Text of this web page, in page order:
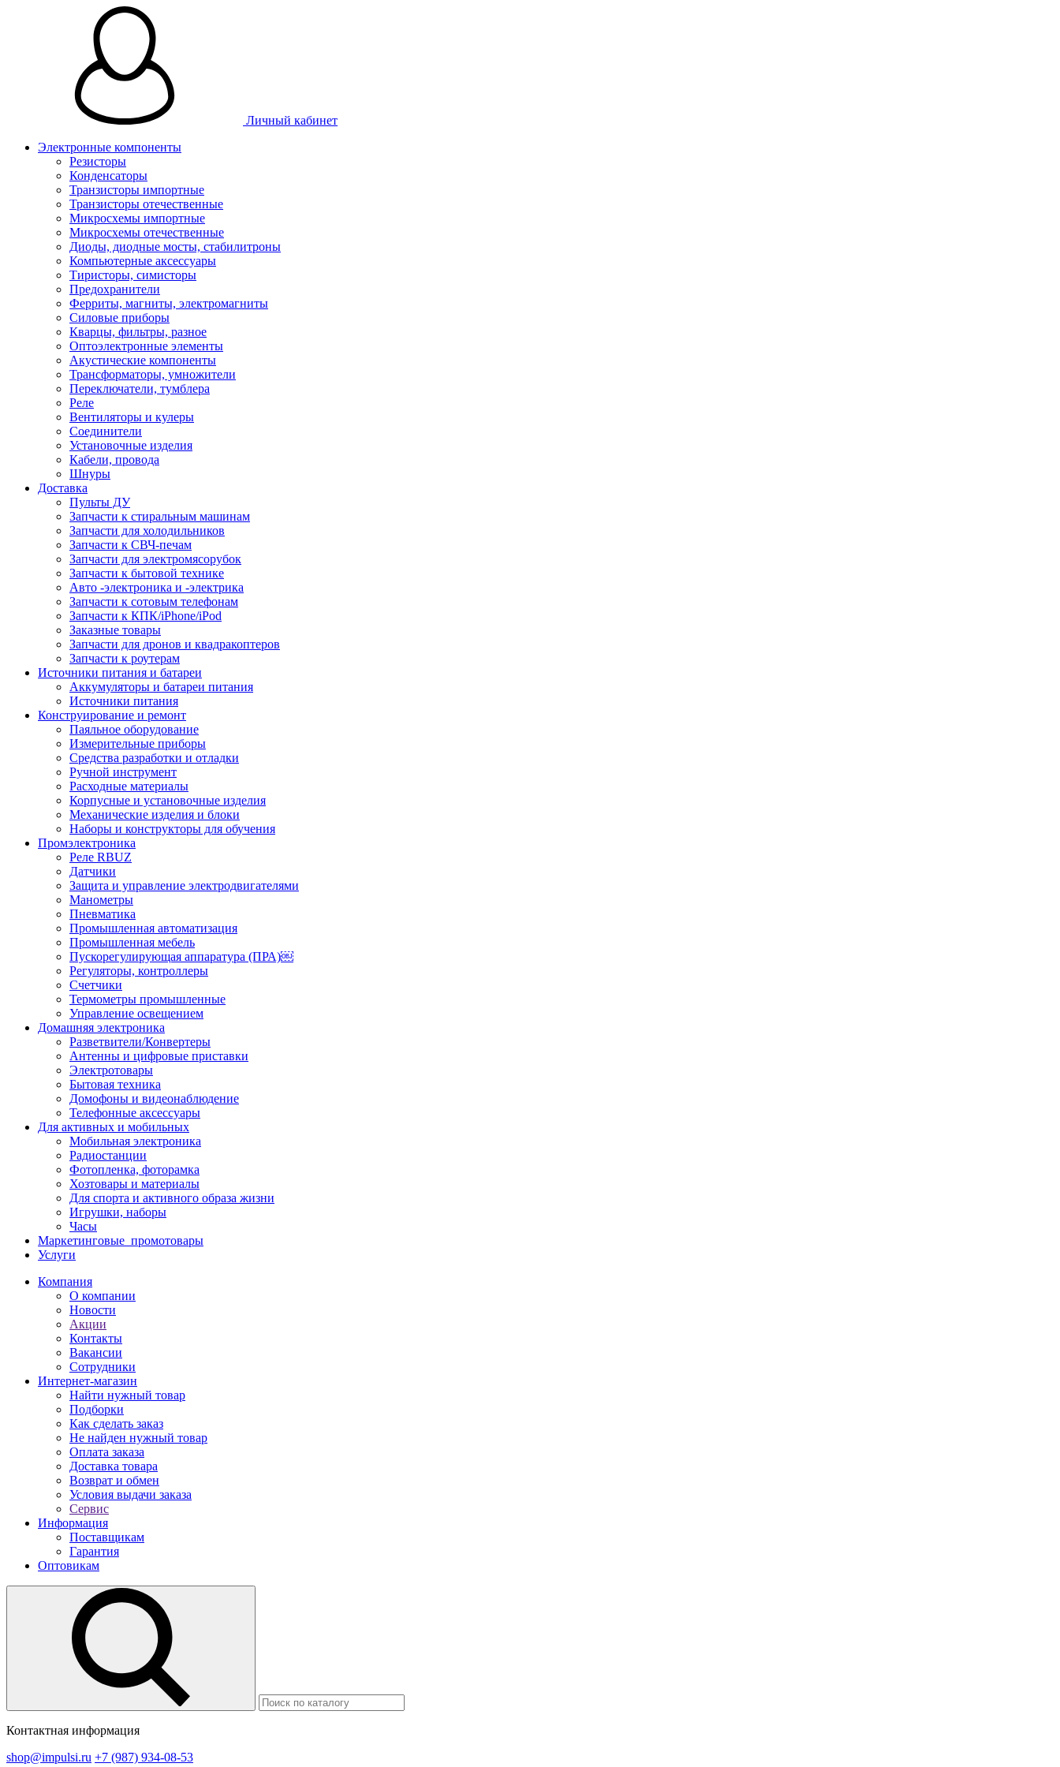
Личный кабинет
Электронные компоненты
Резисторы
Конденсаторы
Транзисторы импортные
Транзисторы отечественные
Микросхемы импортные
Микросхемы отечественные
Диоды, диодные мосты, стабилитроны
Компьютерные аксессуары
Тиристоры, симисторы
Предохранители
Ферриты, магниты, электромагниты
Силовые приборы
Кварцы, фильтры, разное
Оптоэлектронные элементы
Акустические компоненты
Трансформаторы, умножители
Переключатели, тумблера
Реле
Вентиляторы и кулеры
Соединители
Установочные изделия
Кабели, провода
Шнуры
Доставка
Пульты ДУ
Запчасти к стиральным машинам
Запчасти для холодильников
Запчасти к СВЧ-печам
Запчасти для электромясорубок
Запчасти к бытовой технике
Авто -электроника и -электрика
Запчасти к сотовым телефонам
Запчасти к КПК/iPhone/iPod
Заказные товары
Запчасти для дронов и квадракоптеров
Запчасти к роутерам
Источники питания и батареи
Аккумуляторы и батареи питания
Источники питания
Конструирование и ремонт
Паяльное оборудование
Измерительные приборы
Средства разработки и отладки
Ручной инструмент
Расходные материалы
Корпусные и установочные изделия
Механические изделия и блоки
Наборы и конструкторы для обучения
Промэлектроника
Реле RBUZ
Датчики
Защита и управление электродвигателями
Манометры
Пневматика
Промышленная автоматизация
Промышленная мебель
Пускорегулирующая аппаратура (ПРА)￼
Регуляторы, контроллеры
Счетчики
Термометры промышленные
Управление освещением
Домашняя электроника
Разветвители/Конвертеры
Антенны и цифровые приставки
Электротовары
Бытовая техника
Домофоны и видеонаблюдение
Телефонные аксессуары
Для активных и мобильных
Мобильная электроника
Радиостанции
Фотопленка, фоторамка
Хозтовары и материалы
Для спорта и активного образа жизни
Игрушки, наборы
Часы
Маркетинговые_промотовары
Услуги
Компания
О компании
Новости
Акции
Контакты
Вакансии
Сотрудники
Интернет-магазин
Найти нужный товар
Подборки
Как сделать заказ
Не найден нужный товар
Оплата заказа
Доставка товара
Возврат и обмен
Условия выдачи заказа
Сервис
Информация
Поставщикам
Гарантия
Оптовикам
Контактная информация
shop@impulsi.ru +7 (987) 934-08-53